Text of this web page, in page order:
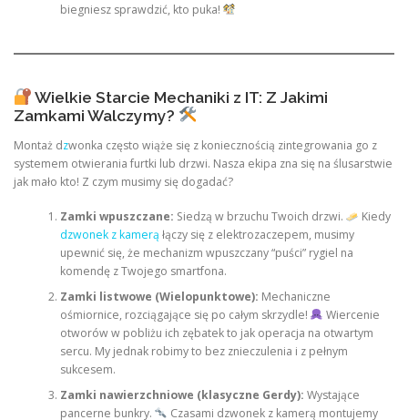
biegniesz sprawdzić, kto puka!
Wielkie Starcie Mechaniki z IT: Z Jakimi
Zamkami Walczymy?
Montaż dzwonka często wiąże się z koniecznością zintegrowania go z
systemem otwierania furtki lub drzwi. Nasza ekipa zna się na ślusarstwie
jak mało kto! Z czym musimy się dogadać?
Zamki wpuszczane: Siedzą w brzuchu Twoich drzwi.
Kiedy
dzwonek z kamerą łączy się z elektrozaczepem, musimy
upewnić się, że mechanizm wpuszczany “puści” rygiel na
komendę z Twojego smartfona.
Zamki listwowe (Wielopunktowe): Mechaniczne
ośmiornice, rozciągające się po całym skrzydle!
Wiercenie
otworów w pobliżu ich zębatek to jak operacja na otwartym
sercu. My jednak robimy to bez znieczulenia i z pełnym
sukcesem.
Zamki nawierzchniowe (klasyczne Gerdy): Wystające
pancerne bunkry.
Czasami dzwonek z kamerą montujemy